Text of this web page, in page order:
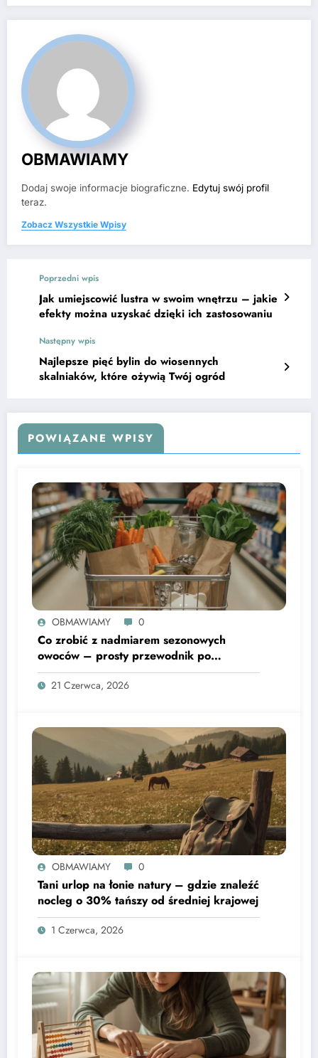
OBMAWIAMY
Dodaj swoje informacje biograficzne. Edytuj swój profil
teraz.
Zobacz Wszystkie Wpisy
Poprzedni wpis
Jak umiejscowić lustra w swoim wnętrzu – jakie
efekty można uzyskać dzięki ich zastosowaniu
Następny wpis
Najlepsze pięć bylin do wiosennych
skalniaków, które ożywią Twój ogród
POWIĄZANE WPISY
OBMAWIAMY 0
Co zrobić z nadmiarem sezonowych
owoców – prosty przewodnik po
domowych przetworach
21 Czerwca, 2026
OBMAWIAMY 0
Tani urlop na łonie natury – gdzie znaleźć
nocleg o 30% tańszy od średniej krajowej
1 Czerwca, 2026